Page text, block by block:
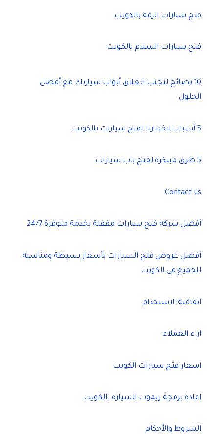
فتح سيارات الرقه بالكويت
فتح سيارات السلام بالكويت
10 نصائح لتجنب انغلاق أبواب سيارتك مع أفضل
الحلول
5 أسباب لاختيارنا لفتح سيارات بالكويت
5 طرق مبتكرة لفتح باب سيارات
Contact us
أفضل شركة فتح سيارات مقفلة بخدمة متوفرة 24/7
أفضل عروض فتح السيارات بأسعار بسيطة ومناسبة
للجميع في الكويت
اتفاقية الاستخدام
اراء العملاء
اسعار فتح سيارات الكويت
اعادة برمجة ريموت السيارة بالكويت
الشروط والأحكام